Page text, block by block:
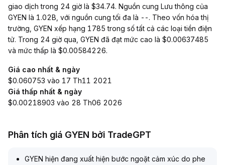
giao dịch trong 24 giờ là $34.74. Nguồn cung Lưu thông của
GYEN là 1.02B, với nguồn cung tối đa là --. Theo vốn hóa thị
trường, GYEN xếp hạng 1785 trong số tất cả các loại tiền điện
tử. Trong 24 giờ qua, GYEN đã đạt mức cao là $0.00637485
và mức thấp là $0.00584226.
Giá cao nhất & ngày
$0.060753 vào 17 Th11 2021
Giá thấp nhất & ngày
$0.00218903 vào 28 Th06 2026
Phân tích giá GYEN bởi TradeGPT
GYEN hiện đang xuất hiện bước ngoặt cảm xúc do phe